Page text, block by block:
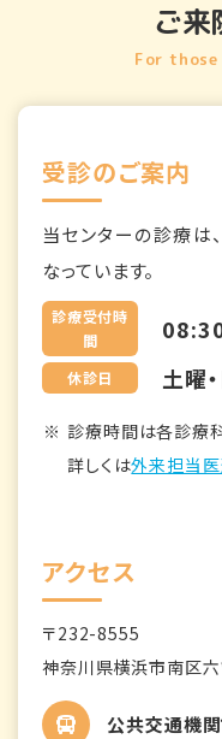
ご来
For
受診のご案内
当センターの診療は
なっています。
診療受付時
間
休診日 土曜
診療時間は各診療科
詳しくは外来担当
アクセス
〒232-8555
神奈川県横浜市南区
公共交通機